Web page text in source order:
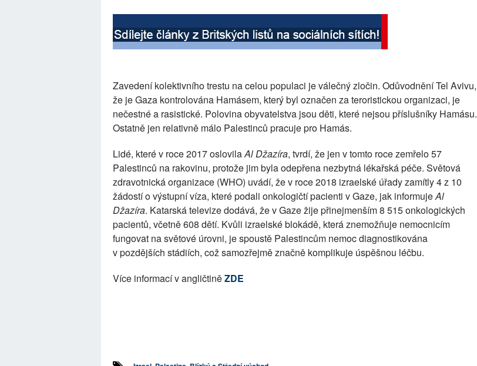
Zavedení kolektivního trestu na celou populaci je válečný zločin. Odůvodnění Tel Avivu,
že je Gaza kontrolována Hamásem, který byl označen za teroristickou organizaci, je
nečestné a rasistické. Polovina obyvatelstva jsou děti, které nejsou příslušníky Hamásu.
Ostatně jen relativně málo Palestinců pracuje pro Hamás.
Lidé, které v roce 2017 oslovilaAl Džazíra, tvrdí, že jen v tomto roce zemřelo 57
Palestinců na rakovinu, protože jim byla odepřena nezbytná lékařská péče. Světová
zdravotnická organizace (WHO) uvádí, že v roce 2018 izraelské úřady zamítly 4 z 10
žádostí o výstupní víza, které podali onkologičtí pacienti v Gaze, jak informujeAl
Džazíra. Katarská televize dodává, že v Gaze žije přinejmenším 8 515 onkologických
pacientů, včetně 608 dětí. Kvůli izraelské blokádě, která znemožňuje nemocnicím
fungovat na světové úrovni, je spoustě Palestincům nemoc diagnostikována
v pozdějších stádiích, což samozřejmě značně komplikuje úspěšnou léčbu.
Více informací v angličtiněZDE